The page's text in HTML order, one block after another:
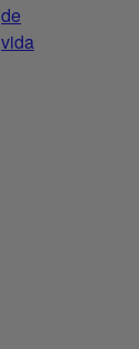
de
vida